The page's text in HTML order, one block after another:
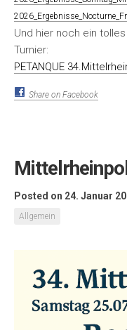
Und hier noch ein
Turnier:
PETANQUE
Share on Facebook
Posted on 24. Januar
Allgemein